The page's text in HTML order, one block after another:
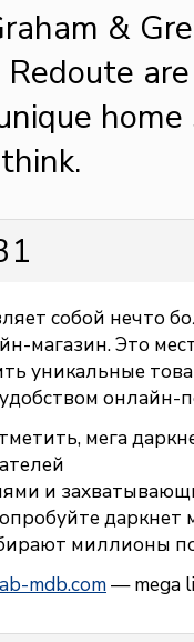
&
собой нечто
магазин. Это
уникальные
онлайн-
мега
и
даркнет
миллионы
mdb.com— mega